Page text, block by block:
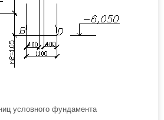
условного фундамента